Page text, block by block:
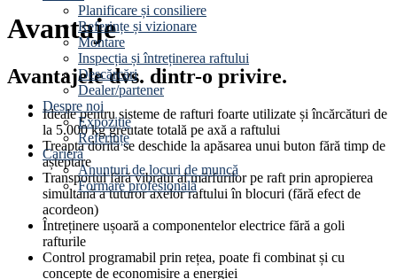
Planificare și consiliere
Referințe și vizionare
Montare
Inspecția și întreținerea raftului
Descărcări
Dealer/partener
Despre noi
Expoziție
Referințe
Carieră
Anunțuri de locuri de muncă
Formare profesională
Avantaje
Avantajele dvs. dintr-o privire.
Ideale pentru sisteme de rafturi foarte utilizate și încărcături de
la 5.000 kg greutate totală pe axă a raftului
Treapta dorită se deschide la apăsarea unui buton fără timp de
așteptare
Transportul fără vibrații al mărfurilor pe raft prin apropierea
simultană a tuturor axelor raftului în blocuri (fără efect de
acordeon)
Întreținere ușoară a componentelor electrice fără a goli
rafturile
Control programabil prin rețea, poate fi combinat și cu
concepte de economisire a energiei